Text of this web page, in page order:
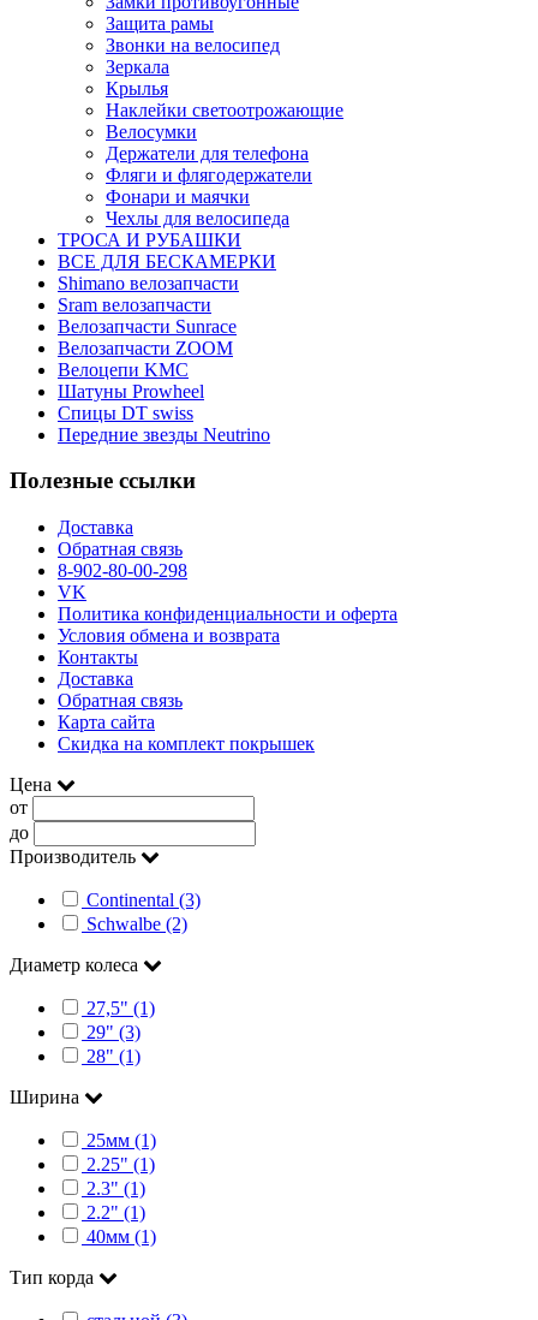
Защита рамы
Звонки на велосипед
Зеркала
Крылья
Наклейки светоотрожающие
Велосумки
Держатели для телефона
Фляги и флягодержатели
Фонари и маячки
Чехлы для велосипеда
ТРОСА И РУБАШКИ
ВСЕ ДЛЯ БЕСКАМЕРКИ
Shimano велозапчасти
Sram велозапчасти
Велозапчасти Sunrace
Велозапчасти ZOOM
Велоцепи KMC
Шатуны Prowheel
Спицы DT swiss
Передние звезды Neutrino
Полезные ссылки
Доставка
Обратная связь
8-902-80-00-298
VK
Политика конфиденциальности и оферта
Условия обмена и возврата
Контакты
Доставка
Обратная связь
Карта сайта
Скидка на комплект покрышек
Цена
от
до
Производитель
Continental (3)
Schwalbe (2)
Диаметр колеса
27,5" (1)
29" (3)
28" (1)
Ширина
25мм (1)
2.25" (1)
2.3" (1)
2.2" (1)
40мм (1)
Тип корда